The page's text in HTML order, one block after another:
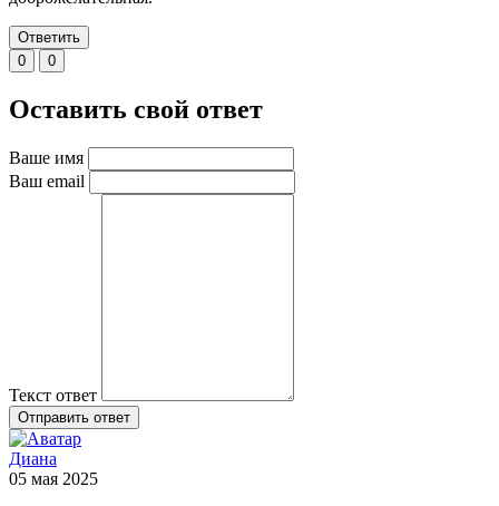
Ответить
0
0
Оставить свой ответ
Ваше имя
Ваш email
Текст ответ
Отправить ответ
Диана
05 мая 2025